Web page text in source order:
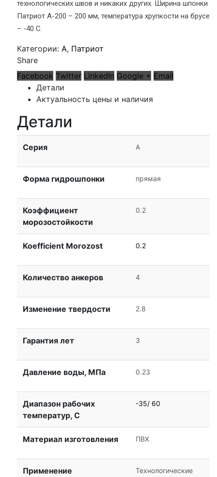
технологических швов и никаких других. Ширина шпонки
Патриот А-200 – 200 мм, температура хрупкости на брусе
– -40 С.
Категории: А, Патриот
Share
Facebook Twitter LinkedIn Google + Email
Детали
Актуальность цены и наличия
Детали
Серия А
Форма гидрошпонки прямая
Коэффициент
морозостойкости
0.2
Koefficient Morozost 0.2
Количество анкеров 4
Изменение твердости 2.8
Гарантия лет 3
Давление воды, МПа 0.23
Диапазон рабочих
температур, С
-35/ 60
Материал изготовления ПВХ
Применение
Технологические